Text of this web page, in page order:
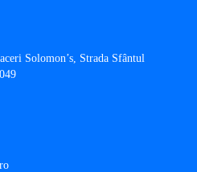
Solomon’s, Strada Sfântul